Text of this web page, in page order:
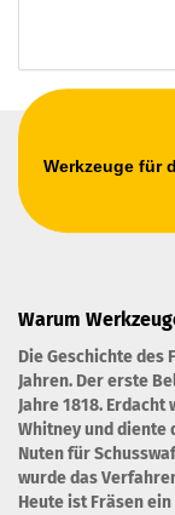
Werkzeuge für
Warum
Die Geschichte des
Jahren. Der erste
Jahre 1818.
Whitney und diente
Nuten für
wurde das
Heute ist Fräsen